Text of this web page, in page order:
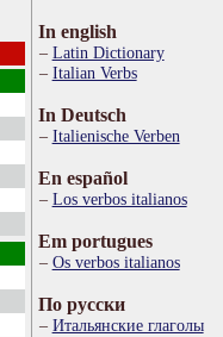
In english
Latin Dictionary
Italian Verbs
In Deutsch
Italienische Verben
En español
Los verbos italianos
Em portugues
Os verbos italianos
По русски
Итальянские глаголы